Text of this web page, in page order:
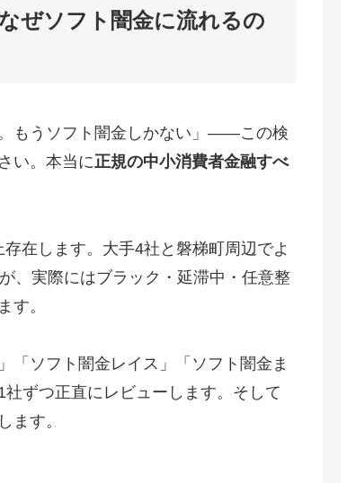
ぜソフト闇金に流れるの
もうソフト闇金しかない」——この検
い。本当に正規の中小消費者金融すべ
在します。大手4社と磐梯町周辺でよ
、実際にはブラック・延滞中・任意整
す。
「ソフト闇金レイス」「ソフト闇金ま
ずつ正直にレビューします。そして
ます。